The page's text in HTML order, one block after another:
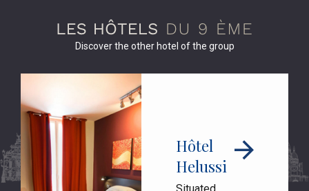
Discover the other hotel of the group
Hôtel
Helussi